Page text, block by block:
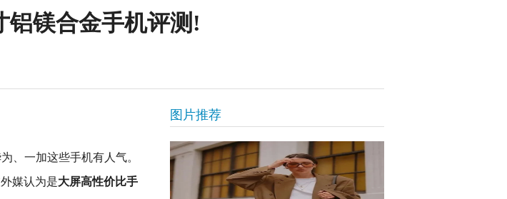
铝镁合金手机评测!
、一加这些手机有人气。
外媒认为是大屏高性价比手
图片推荐